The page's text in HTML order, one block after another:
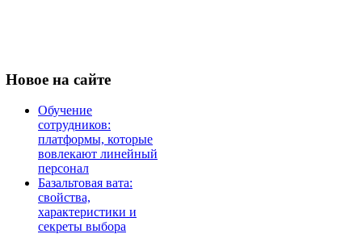
Новое на сайте
Обучение
сотрудников:
платформы, которые
вовлекают линейный
персонал
Базальтовая вата:
свойства,
характеристики и
секреты выбора